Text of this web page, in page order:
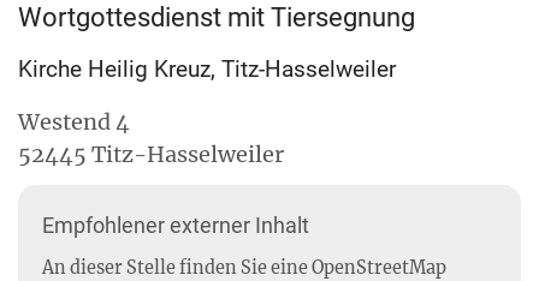
Wortgottesdienst mit Tiersegnung
Kirche Heilig Kreuz, Titz-Hasselweiler
Westend 4
52445 Titz-Hasselweiler
Empfohlener externer Inhalt
An dieser Stelle finden Sie eine OpenStreetMap